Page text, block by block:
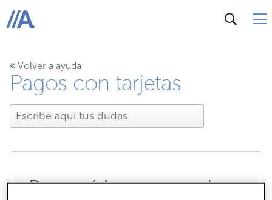
ABANCA
Volver a ayuda
Pagos con tarjetas
¿Por qué los cargos de